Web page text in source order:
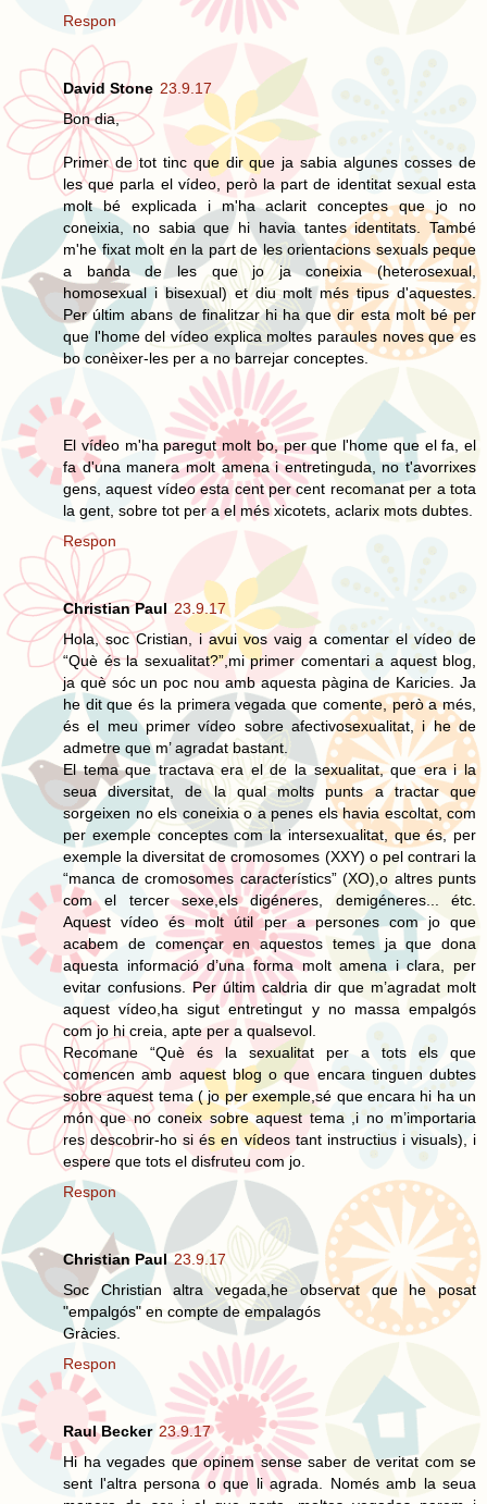
Respon
David Stone 23.9.17
Bon dia,
Primer de tot tinc que dir que ja sabia algunes cosses de
les que parla el vídeo, però la part de identitat sexual esta
molt bé explicada i m'ha aclarit conceptes que jo no
coneixia, no sabia que hi havia tantes identitats. També
m'he fixat molt en la part de les orientacions sexuals peque
a banda de les que jo ja coneixia (heterosexual,
homosexual i bisexual) et diu molt més tipus d'aquestes.
Per últim abans de finalitzar hi ha que dir esta molt bé per
que l'home del vídeo explica moltes paraules noves que es
bo conèixer-les per a no barrejar conceptes.
El vídeo m'ha paregut molt bo, per que l'home que el fa, el
fa d'una manera molt amena i entretinguda, no t'avorrixes
gens, aquest vídeo esta cent per cent recomanat per a tota
la gent, sobre tot per a el més xicotets, aclarix mots dubtes.
Respon
Christian Paul 23.9.17
Hola, soc Cristian, i avui vos vaig a comentar el vídeo de
“Què és la sexualitat?”,mi primer comentari a aquest blog,
ja què sóc un poc nou amb aquesta pàgina de Karicies. Ja
he dit que és la primera vegada que comente, però a més,
és el meu primer vídeo sobre afectivosexualitat, i he de
admetre que m’ agradat bastant.
El tema que tractava era el de la sexualitat, que era i la
seua diversitat, de la qual molts punts a tractar que
sorgeixen no els coneixia o a penes els havia escoltat, com
per exemple conceptes com la intersexualitat, que és, per
exemple la diversitat de cromosomes (XXY) o pel contrari la
“manca de cromosomes característics” (XO),o altres punts
com el tercer sexe,els digéneres, demigéneres... étc.
Aquest vídeo és molt útil per a persones com jo que
acabem de començar en aquestos temes ja que dona
aquesta informació d’una forma molt amena i clara, per
evitar confusions. Per últim caldria dir que m’agradat molt
aquest vídeo,ha sigut entretingut y no massa empalgós
com jo hi creia, apte per a qualsevol.
Recomane “Què és la sexualitat per a tots els que
comencen amb aquest blog o que encara tinguen dubtes
sobre aquest tema ( jo per exemple,sé que encara hi ha un
món que no coneix sobre aquest tema ,i no m’importaria
res descobrir-ho si és en vídeos tant instructius i visuals), i
espere que tots el disfruteu com jo.
Respon
Christian Paul 23.9.17
Soc Christian altra vegada,he observat que he posat
"empalgós" en compte de empalagós
Gràcies.
Respon
Raul Becker 23.9.17
Hi ha vegades que opinem sense saber de veritat com se
sent l'altra persona o que li agrada. Només amb la seua